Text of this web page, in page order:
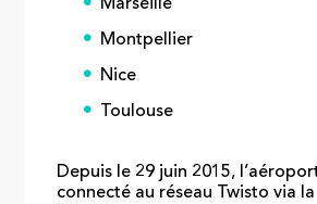
Marseille
Montpellier
Nice
Toulouse
Depuis le 29 juin 2015,
connecté au réseau Twisto via la